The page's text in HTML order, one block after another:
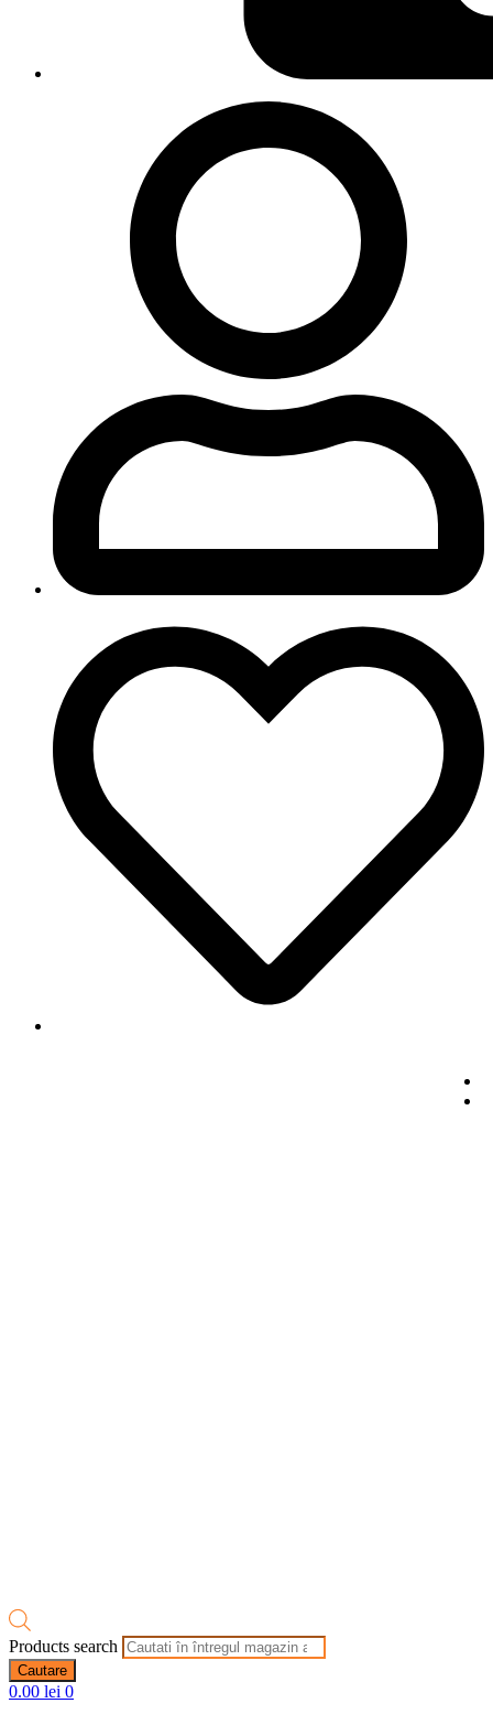
Products search
Cautare
0.00 lei 0